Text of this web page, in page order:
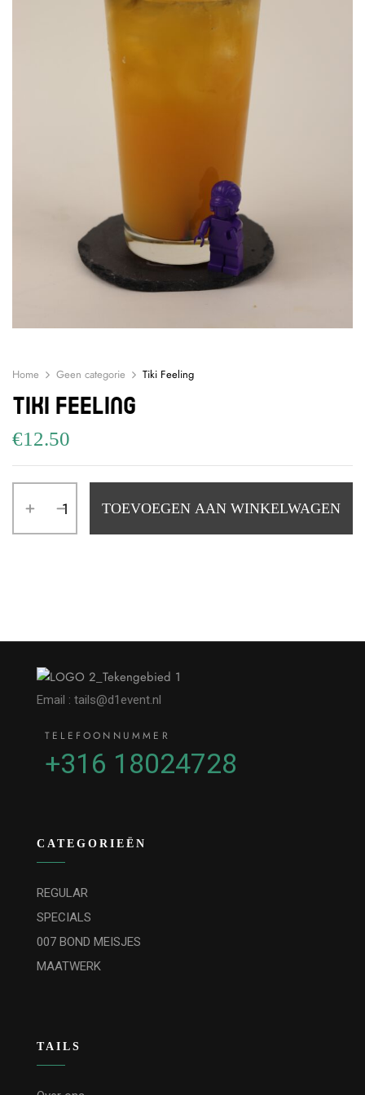
Home Geen categorie Tiki Feeling
Tiki Feeling
€12.50
TOEVOEGEN AAN WINKELWAGEN
Email : tails@d1event.nl
TELEFOONNUMMER
+316 18024728
CATEGORIEËN
REGULAR
SPECIALS
007 BOND MEISJES
MAATWERK
TAILS